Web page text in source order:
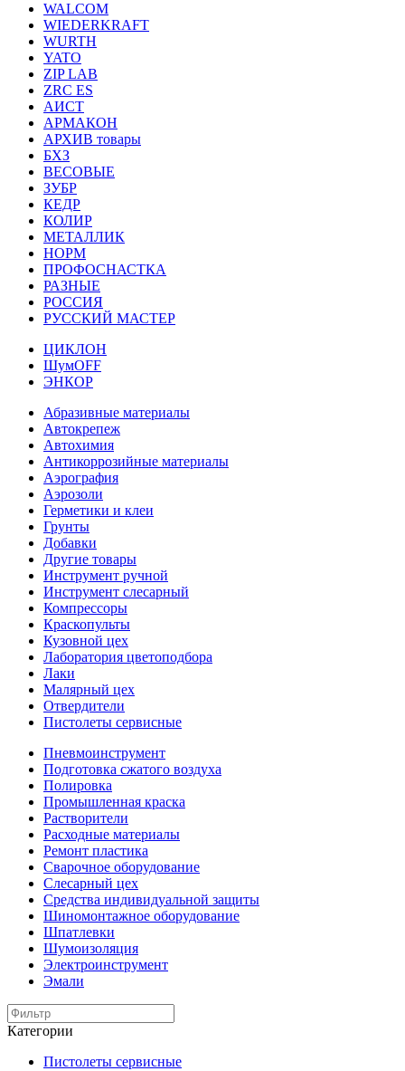
WALCOM
WIEDERKRAFT
WURTH
YATO
ZIP LAB
ZRC ES
АИСТ
АРМАКОН
АРХИВ товары
БХЗ
ВЕСОВЫЕ
ЗУБР
КЕДР
КОЛИР
МЕТАЛЛИК
НОРМ
ПРОФОСНАСТКА
РАЗНЫЕ
РОССИЯ
РУССКИЙ МАСТЕР
ЦИКЛОН
ШумOFF
ЭНКОР
Абразивные материалы
Автокрепеж
Автохимия
Антикоррозийные материалы
Аэрография
Аэрозоли
Герметики и клеи
Грунты
Добавки
Другие товары
Инструмент ручной
Инструмент слесарный
Компрессоры
Краскопульты
Кузовной цех
Лаборатория цветоподбора
Лаки
Малярный цех
Отвердители
Пистолеты сервисные
Пневмоинструмент
Подготовка сжатого воздуха
Полировка
Промышленная краска
Растворители
Расходные материалы
Ремонт пластика
Сварочное оборудование
Слесарный цех
Средства индивидуальной защиты
Шиномонтажное оборудование
Шпатлевки
Шумоизоляция
Электроинструмент
Эмали
Категории
Пистолеты сервисные